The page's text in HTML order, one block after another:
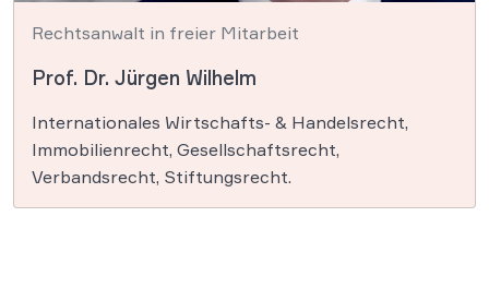
Rechtsanwalt in freier Mitarbeit
Prof. Dr. Jürgen Wilhelm
Internationales Wirtschafts- & Handelsrecht,
Immobilienrecht, Gesellschaftsrecht,
Verbandsrecht, Stiftungsrecht.